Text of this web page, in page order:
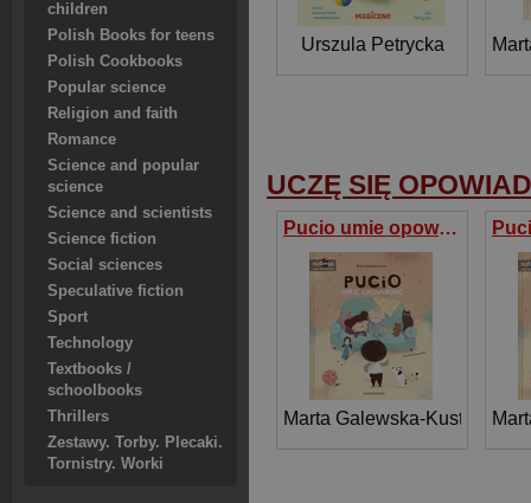
children
Polish Books for teens
Polish Cookbooks
Popular science
Religion and faith
Romance
Science and popular
science
Science and scientists
Science fiction
Social sciences
Speculative fiction
Sport
Technology
Textbooks /
schoolbooks
Thrillers
Zestawy. Torby. Plecaki.
Tornistry. Worki
Urszula Petrycka
UCZĘ SIĘ
Pucio umie opowiadać
Marta Galewska-Kustra